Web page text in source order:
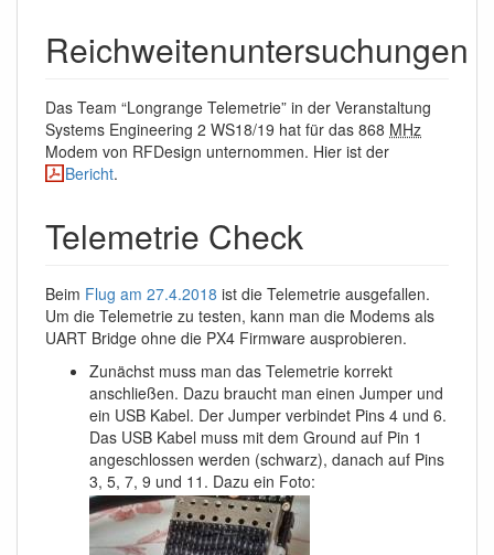
Reichweitenuntersuchungen
Das Team “Longrange Telemetrie” in der Veranstaltung
Systems Engineering 2 WS18/19 hat für das 868 MHz
Modem von RFDesign unternommen. Hier ist der
Bericht.
Telemetrie Check
Beim Flug am 27.4.2018 ist die Telemetrie ausgefallen.
Um die Telemetrie zu testen, kann man die Modems als
UART Bridge ohne die PX4 Firmware ausprobieren.
Zunächst muss man das Telemetrie korrekt
anschließen. Dazu braucht man einen Jumper und
ein USB Kabel. Der Jumper verbindet Pins 4 und 6.
Das USB Kabel muss mit dem Ground auf Pin 1
angeschlossen werden (schwarz), danach auf Pins
3, 5, 7, 9 und 11. Dazu ein Foto: